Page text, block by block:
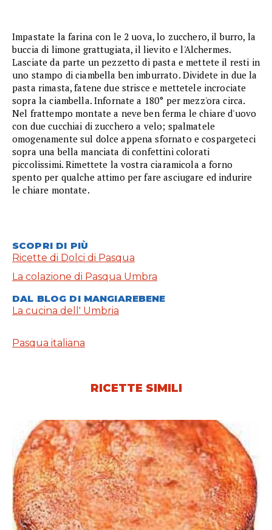
Impastate la farina con le 2 uova, lo zucchero, il burro, la
buccia di limone grattugiata, il lievito e l'Alchermes.
Lasciate da parte un pezzetto di pasta e mettete il resti in
uno stampo di ciambella ben imburrato. Dividete in due la
pasta rimasta, fatene due strisce e mettetele incrociate
sopra la ciambella. Infornate a 180° per mezz'ora circa.
Nel frattempo montate a neve ben ferma le chiare d'uovo
con due cucchiai di zucchero a velo; spalmatele
omogenamente sul dolce appena sfornato e cospargeteci
sopra una bella manciata di confettini colorati
piccolissimi. Rimettete la vostra ciaramicola a forno
spento per qualche attimo per fare asciugare ed indurire
le chiare montate.
SCOPRI DI PIÙ
Ricette di Dolci di Pasqua
La colazione di Pasqua Umbra
DAL BLOG DI MANGIAREBENE
La cucina dell' Umbria
Pasqua italiana
RICETTE SIMILI